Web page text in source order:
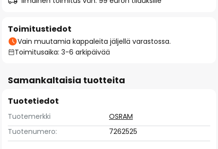
Toimitustiedot
Vain muutamia kappaleita jäljellä varastossa.
Toimitusaika: 3-6 arkipäivää
Samankaltaisia tuotteita
Tuotetiedot
Tuotemerkki
OSRAM
Tuotenumero:
7262525